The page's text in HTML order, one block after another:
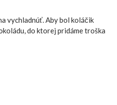
vychladnúť. Aby bol koláčik
do ktorej pridáme troška